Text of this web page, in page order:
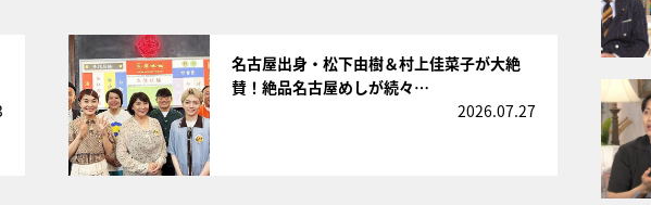
名古屋出身・松下由樹＆村上佳菜子が大絶
賛！絶品名古屋めしが続々…
2026.07.27